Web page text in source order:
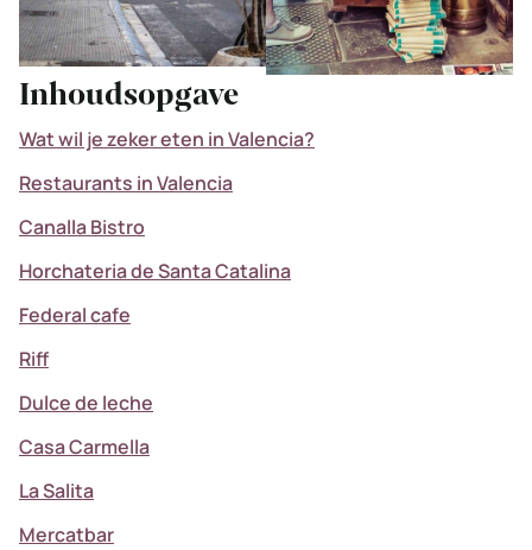
Inhoudsopgave
Wat wil je zeker eten in Valencia?
Restaurants in Valencia
Canalla Bistro
Horchateria de Santa Catalina
Federal cafe
Riff
Dulce de leche
Casa Carmella
La Salita
Mercatbar